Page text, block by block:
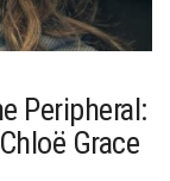
Peripheral:
Grace